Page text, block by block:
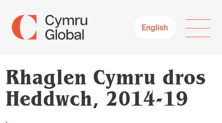
English
Rhaglen Cymru dros
Heddwch, 2014-19